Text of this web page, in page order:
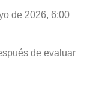
de 2026, 6:00
de evaluar